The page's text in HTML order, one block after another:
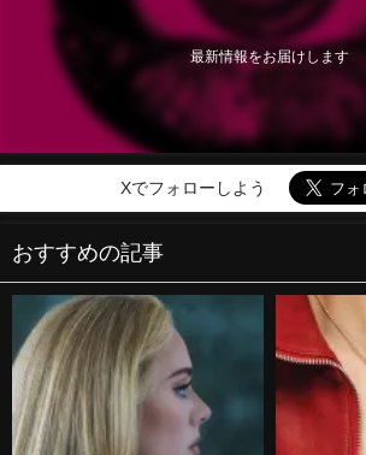
最新情報をお届けします
Xでフォローしよう
おすすめの記事